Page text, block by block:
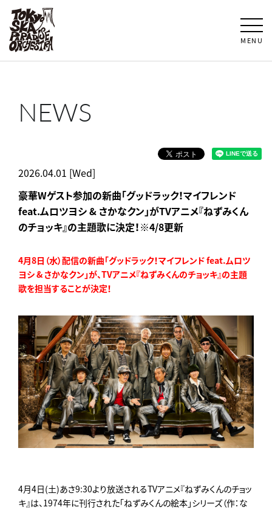
MENU
NEWS
2026.04.01 [Wed]
豪華Wゲスト参加の新曲「グッドラック！マイフレンド
feat.ムロツヨシ & さかなクン」がTVアニメ『ねずみくん
のチョッキ』の主題歌に決定！※4/8更新
4月8日（水）配信の新曲「グッドラック！マイフレンド feat.ムロツ
ヨシ & さかなクン」が、TVアニメ『ねずみくんのチョッキ』の主題
歌を担当することが決定！
4月4日(土)あさ9:30より放送されるTVアニメ『ねずみくんのチョッ
キ』は、1974年に刊行された「ねずみくんの絵本」シリーズ（作：な